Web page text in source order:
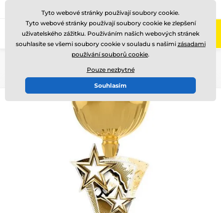
Zavolejte nám (Po-Pá 8-17)
Tyto webové stránky používají soubory cookie.
Tyto webové stránky používají soubory cookie ke zlepšení
uživatelského zážitku. Používáním našich webových stránek
souhlasíte se všemi soubory cookie v souladu s našimi zásadami
používání souborů cookie.
Pouze nezbytné
Souhlasím